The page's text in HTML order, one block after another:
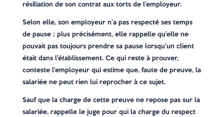
résiliation de son contrat aux torts de l’employeur.
Selon elle, son employeur n’a pas respecté ses temps
de pause : plus précisément, elle rappelle qu’elle ne
pouvait pas toujours prendre sa pause lorsqu’un client
était dans l’établissement. Ce qui reste à prouver,
conteste l’employeur qui estime que, faute de preuve, la
salariée ne peut rien lui reprocher à ce sujet.
Sauf que la charge de cette preuve ne repose pas sur la
salariée, rappelle le juge pour qui la charge du respect